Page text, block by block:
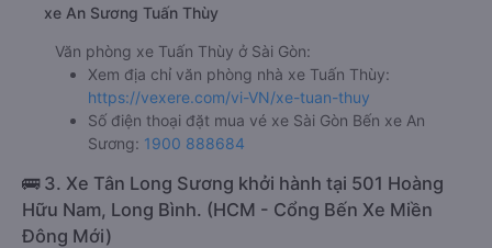
xe An Sương Tuấn Thùy
Văn phòng xe Tuấn Thùy ở Sài Gòn:
Xem địa chỉ văn phòng nhà xe Tuấn Thùy:
https://vexere.com/vi-VN/xe-tuan-thuy
Số điện thoại đặt mua vé xe Sài Gòn Bến xe An
Sương: 1900 888684
🚌 3. Xe Tân Long Sương khởi hành tại 501 Hoàng
Hữu Nam, Long Bình. (HCM - Cổng Bến Xe Miền
Đông Mới)